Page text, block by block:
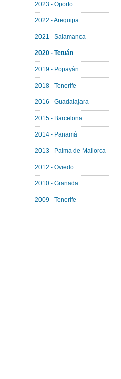
2023 - Oporto
2022 - Arequipa
2021 - Salamanca
2020 - Tetuán
2019 - Popayán
2018 - Tenerife
2016 - Guadalajara
2015 - Barcelona
2014 - Panamá
2013 - Palma de Mallorca
2012 - Oviedo
2010 - Granada
2009 - Tenerife